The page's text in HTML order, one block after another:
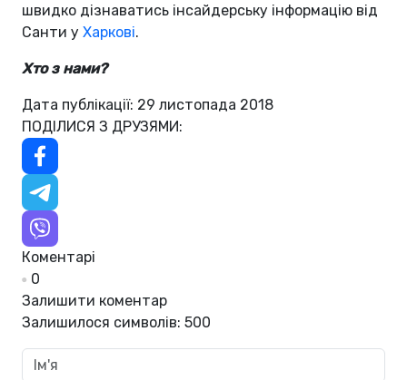
швидко дізнаватись інсайдерську інформацію від
Санти у Харкові.
Хто з нами?
Дата публікації: 29 листопада 2018
ПОДІЛИСЯ З ДРУЗЯМИ:
Коментарі
0
Залишити коментар
Залишилося символів: 500